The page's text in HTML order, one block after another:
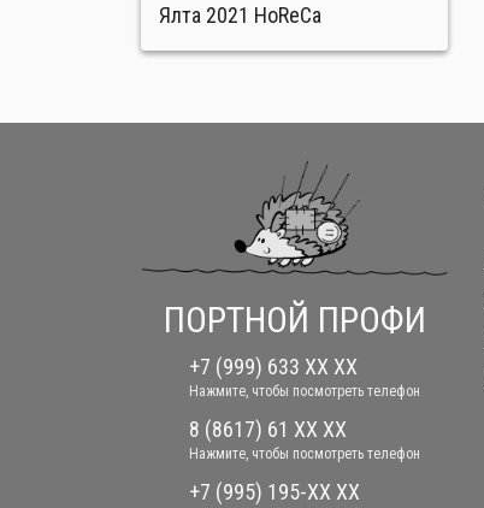
Ялта 2021 HoReCa
ПОРТНОЙ ПРОФИ
+7 (999) 633 XX XX
Нажмите, чтобы посмотреть телефон
8 (8617) 61 XX XX
Нажмите, чтобы посмотреть телефон
+7 (995) 195-XX XX